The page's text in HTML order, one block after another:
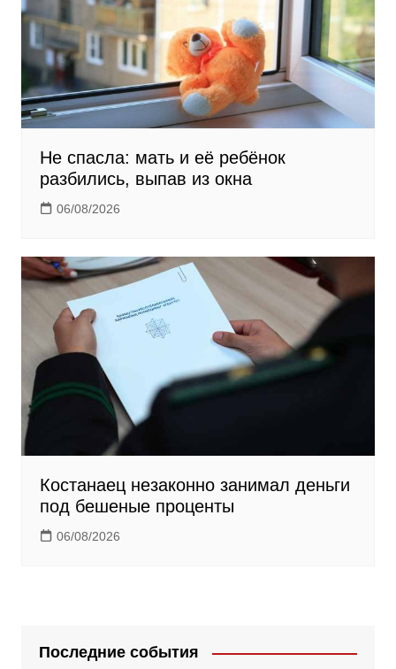
Не спасла: мать и её ребёнок
разбились, выпав из окна
06/08/2026
Костанаец незаконно занимал деньги
под бешеные проценты
06/08/2026
Последние события